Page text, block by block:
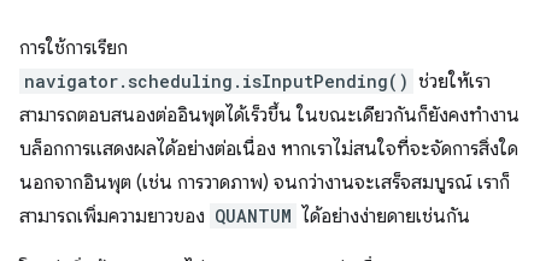
การใช้การเรียก
navigator.scheduling.isInputPending() ช่วยให้เรา
สามารถตอบสนองต่ออินพุตได้เร็วขึ้น ในขณะเดียวกันก็ยังคงทำงาน
บล็อกการแสดงผลได้อย่างต่อเนื่อง หากเราไม่สนใจที่จะจัดการสิ่งใด
นอกจากอินพุต (เช่น การวาดภาพ) จนกว่างานจะเสร็จสมบูรณ์ เราก็
สามารถเพิ่มความยาวของ QUANTUM ได้อย่างง่ายดายเช่นกัน